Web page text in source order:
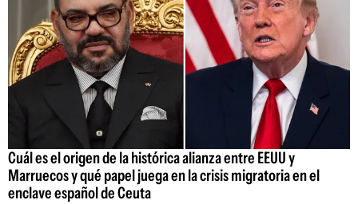
Cuál es el origen de la histórica alianza entre EEUU y
Marruecos y qué papel juega en la crisis migratoria en el
enclave español de Ceuta